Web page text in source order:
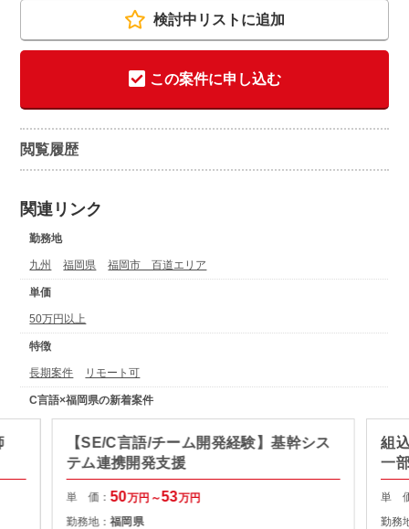
検討中リストに追加
この案件に申し込む
閲覧履歴
関連リンク
勤務地
九州 福岡県 福岡市 百道エリア
単価
50万円以上
特徴
長期案件 リモート可
C言語×福岡県の新着案件
【SE/C言語/チーム開発経験】基幹シス
テム連携開発支援
単 価：50万円～53万円
勤務地：福岡県
組
一
単
勤務